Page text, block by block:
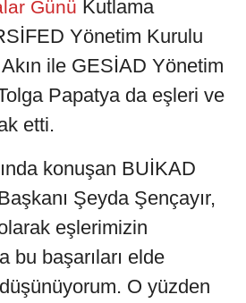
Günü Kutlama
Yönetim Kurulu
ile GESİAD Yönetim
Papatya da eşleri ve
etti.
konuşan BUİKAD
Şeyda Şençayır,
eşlerimizin
bu başarıları elde
O yüzden